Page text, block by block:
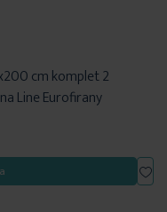
cm komplet 2
Line Eurofirany